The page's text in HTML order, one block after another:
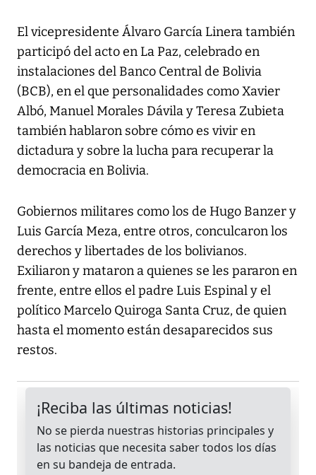
El vicepresidente Álvaro García Linera también
participó del acto en La Paz, celebrado en
instalaciones del Banco Central de Bolivia
(BCB), en el que personalidades como Xavier
Albó, Manuel Morales Dávila y Teresa Zubieta
también hablaron sobre cómo es vivir en
dictadura y sobre la lucha para recuperar la
democracia en Bolivia.
Gobiernos militares como los de Hugo Banzer y
Luis García Meza, entre otros, conculcaron los
derechos y libertades de los bolivianos.
Exiliaron y mataron a quienes se les pararon en
frente, entre ellos el padre Luis Espinal y el
político Marcelo Quiroga Santa Cruz, de quien
hasta el momento están desaparecidos sus
restos.